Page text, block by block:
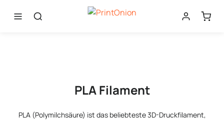
PLA Filament
PLA (Polymilchsäure) ist das beliebteste 3D-Druckfilament,